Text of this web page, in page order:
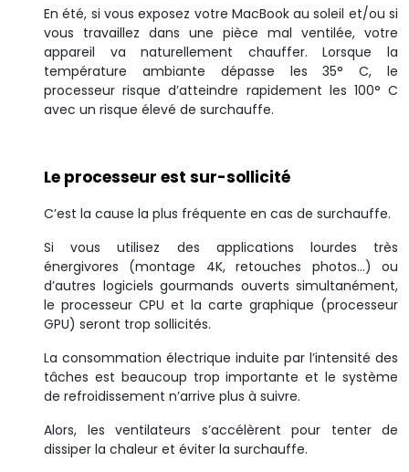
En été, si vous exposez votre MacBook au soleil et/ou si
vous travaillez dans une pièce mal ventilée, votre
appareil va naturellement chauffer. Lorsque la
température ambiante dépasse les 35° C, le
processeur risque d’atteindre rapidement les 100° C
avec un risque élevé de surchauffe.
Le processeur est sur-sollicité
C’est la cause la plus fréquente en cas de surchauffe.
Si vous utilisez des applications lourdes très
énergivores (montage 4K, retouches photos…) ou
d’autres logiciels gourmands ouverts simultanément,
le processeur CPU et la carte graphique (processeur
GPU) seront trop sollicités.
La consommation électrique induite par l’intensité des
tâches est beaucoup trop importante et le système
de refroidissement n’arrive plus à suivre.
Alors, les ventilateurs s’accélèrent pour tenter de
dissiper la chaleur et éviter la surchauffe.